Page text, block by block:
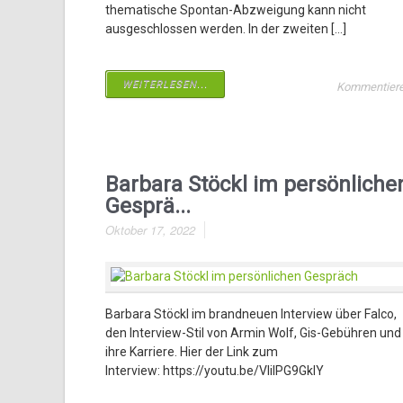
thematische Spontan-Abzweigung kann nicht
ausgeschlossen werden. In der zweiten […]
WEITERLESEN...
Barbara Stöckl im
Gesprä...
Oktober 17, 2022
Barbara Stöckl im brandneuen Interview über Falco,
den Interview-Stil von Armin Wolf, Gis-Gebühren und
ihre Karriere. Hier der Link zum
Interview: https://youtu.be/VIilPG9GklY